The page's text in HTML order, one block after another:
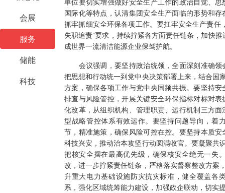
会展
服务
储能
科技
单位要切实增强做好安全生产工作的政治自觉、
国际化等特点，认清集团安全生产面临的形势和
抓牢抓细安全环保各项工作。要扛牢安全生产责任
失职追责”要求，持续拧紧各方面责任链条，加快
成世界一流清洁能源企业保驾护航。
会议强调，要坚持政治统领，全面深刻准确领
把思想和行动统一到党中央决策部署上来，结合国
方案，确保各项工作与党中央同频共振。要坚持
排查与风险管控，开展关键安全环保指标对标对
化改革，从组织机构、管理职责、运行机制三方
型战略管控体系有效运作。要坚持问题导向，着
节，精准施策，确保风险可控在控。要坚持本质
科技兴安，推动治本攻坚行动圆满收官。要凝聚共
把核安全摆在最高优先级，确保核安全绝无一失
改，进一步拧紧责任链条，严格落实督察整改方案
升重大电力基础设施防灾抗灾标准，健全覆盖各
系，强化区域统筹能力建设，加强政企联动，切实